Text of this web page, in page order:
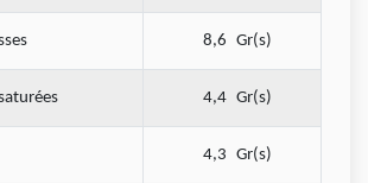
8,6 Gr(s)
4,4 Gr(s)
4,3 Gr(s)